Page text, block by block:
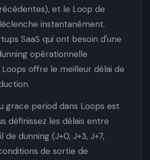
et le Loop de
instantanément.
SaaS qui ont besoin d'une
opérationnelle
offre le meilleur délai de
grace period dans Loops est
définissez les délais entre
de dunning (J+0, J+3, J+7,
de sortie de